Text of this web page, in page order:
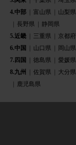
4.中部
富山県 山梨県
長野県
静岡県
5.近畿
三重県 京都府
6.中国
山口県 岡山県
7.四国
徳島県 愛媛県
8.九州
佐賀県 大分県
鹿児島県